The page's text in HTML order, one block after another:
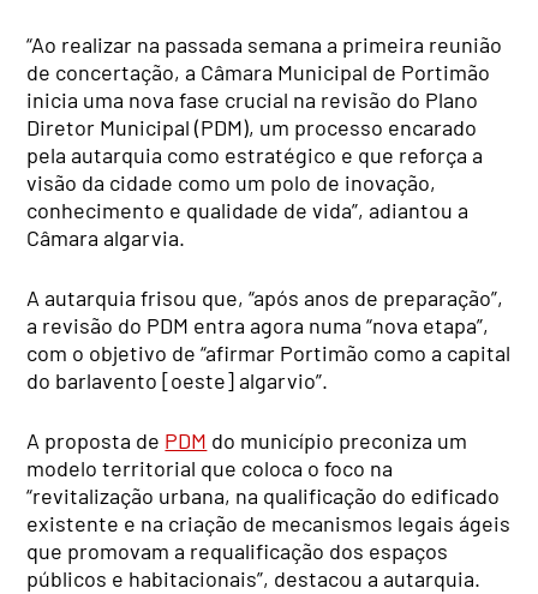
“Ao realizar na passada semana a primeira reunião
de concertação, a Câmara Municipal de Portimão
inicia uma nova fase crucial na revisão do Plano
Diretor Municipal (PDM), um processo encarado
pela autarquia como estratégico e que reforça a
visão da cidade como um polo de inovação,
conhecimento e qualidade de vida”, adiantou a
Câmara algarvia.
A autarquia frisou que, “após anos de preparação”,
a revisão do PDM entra agora numa “nova etapa”,
com o objetivo de “afirmar Portimão como a capital
do barlavento [oeste] algarvio”.
A proposta de PDM do município preconiza um
modelo territorial que coloca o foco na
“revitalização urbana, na qualificação do edificado
existente e na criação de mecanismos legais ágeis
que promovam a requalificação dos espaços
públicos e habitacionais”, destacou a autarquia.